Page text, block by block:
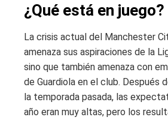
¿Qué está en juego?
La crisis actual del Manchester
amenaza sus aspiraciones de la
sino que también amenaza con
de Guardiola en el club. Después
la temporada pasada, las
año eran muy altas, pero los